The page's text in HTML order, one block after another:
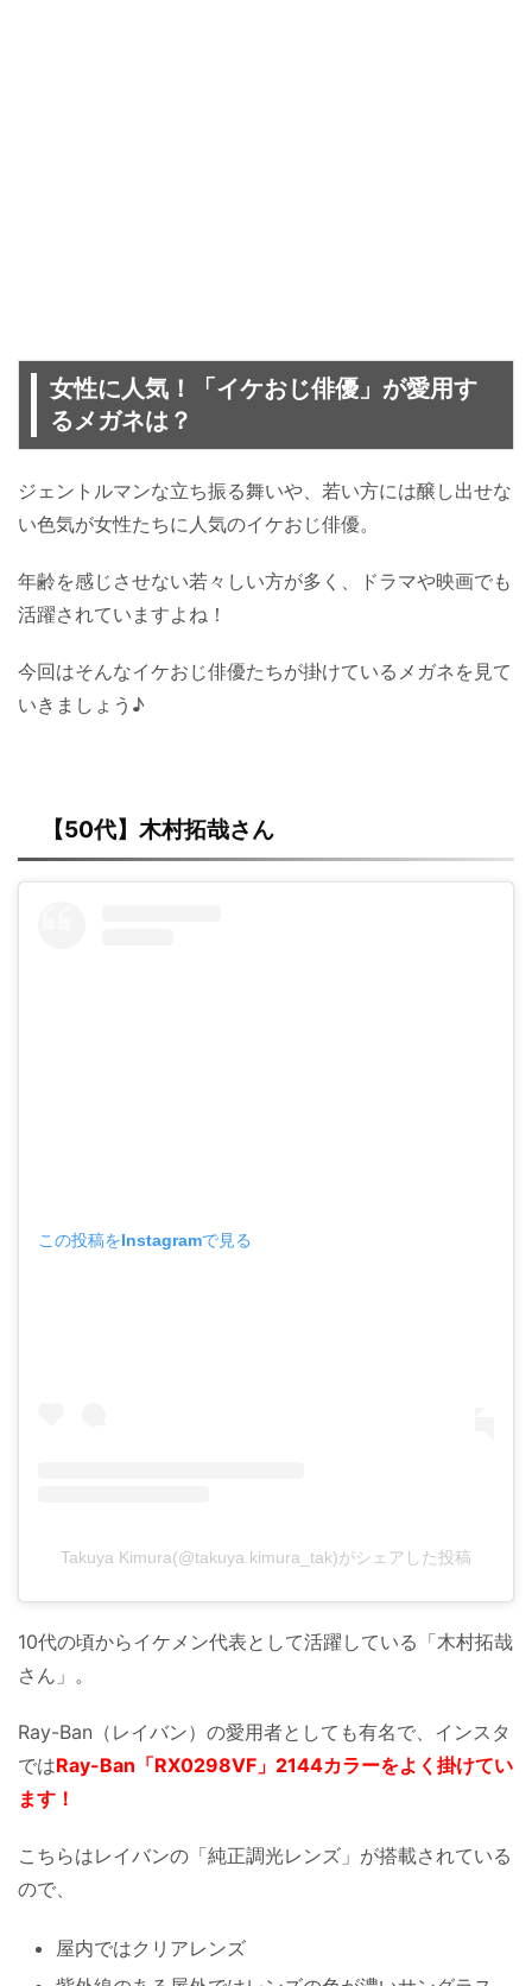
女性に人気！「イケおじ俳優」が愛用す
るメガネは？
ジェントルマンな立ち振る舞いや、若い方には醸し出せな
い色気が女性たちに人気のイケおじ俳優。
年齢を感じさせない若々しい方が多く、ドラマや映画でも
活躍されていますよね！
今回はそんなイケおじ俳優たちが掛けているメガネを見て
いきましょう♪
【50代】木村拓哉さん
この投稿をInstagramで見る
Takuya Kimura(@takuya.kimura_tak)がシェアした投稿
10代の頃からイケメン代表として活躍している「木村拓哉
さん」。
Ray-Ban（レイバン）の愛用者としても有名で、インスタ
ではRay-Ban「RX0298VF」2144カラーをよく掛けてい
ます！
こちらはレイバンの「純正調光レンズ」が搭載されている
ので、
屋内ではクリアレンズ